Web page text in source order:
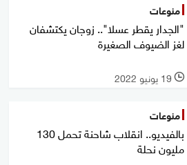
منوعات
"الجدار يقطر عسلا".. زوجان يكتشفان
لغز الضيوف الصغيرة
l 19 يونيو 2022
منوعات
بالفيديو.. انقلاب شاحنة تحمل 130
مليون نحلة